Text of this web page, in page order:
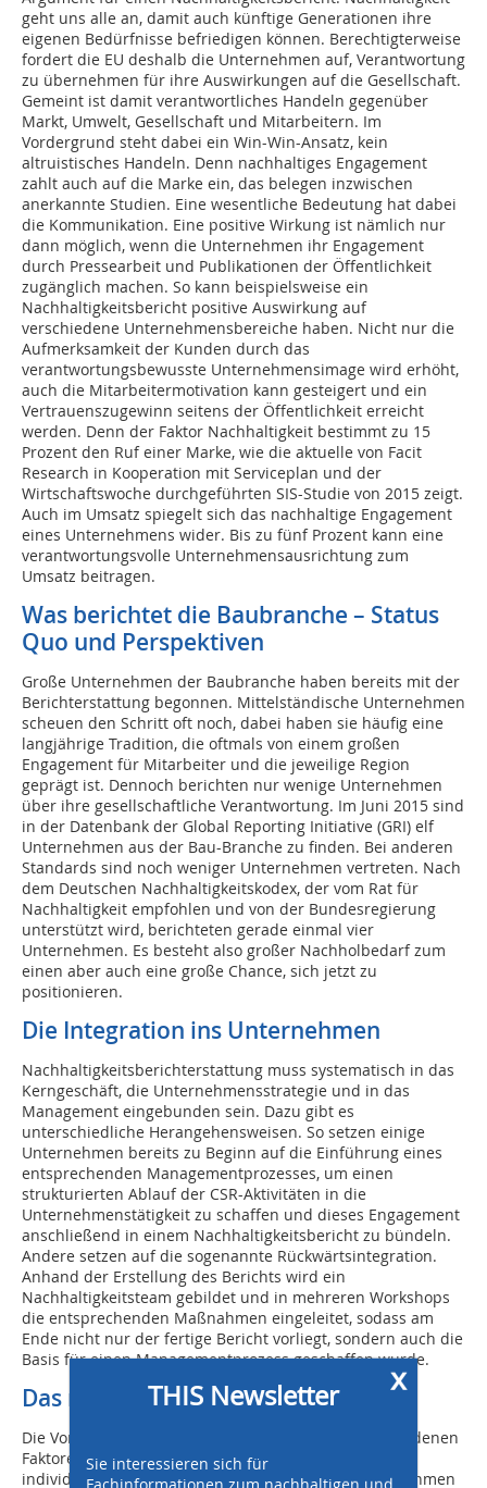
geht uns alle an, damit auch künftige Generationen ihre
eigenen Bedürfnisse befriedigen können. Berechtigterweise
fordert die EU deshalb die Unternehmen auf, Verantwortung
zu übernehmen für ihre Auswirkungen auf die Gesellschaft.
Gemeint ist damit verantwortliches Handeln gegenüber
Markt, Umwelt, Gesellschaft und Mitarbeitern. Im
Vordergrund steht dabei ein Win-Win-Ansatz, kein
altruistisches Handeln. Denn nachhaltiges Engagement
zahlt auch auf die Marke ein, das belegen inzwischen
anerkannte Studien. Eine wesentliche Bedeutung hat dabei
die Kommunikation. Eine positive Wirkung ist nämlich nur
dann möglich, wenn die Unternehmen ihr Engagement
durch Pressearbeit und Publikationen der Öffentlichkeit
zugänglich machen. So kann beispielsweise ein
Nachhaltigkeitsbericht positive Auswirkung auf
verschiedene Unternehmensbereiche haben. Nicht nur die
Aufmerksamkeit der Kunden durch das
verantwortungsbewusste Unternehmensimage wird erhöht,
auch die Mitarbeitermotivation kann gesteigert und ein
Vertrauenszugewinn seitens der Öffentlichkeit erreicht
werden. Denn der Faktor Nachhaltigkeit bestimmt zu 15
Prozent den Ruf einer Marke, wie die aktuelle von Facit
Research in Kooperation mit Serviceplan und der
Wirtschaftswoche durchgeführten SIS-Studie von 2015 zeigt.
Auch im Umsatz spiegelt sich das nachhaltige Engagement
eines Unternehmens wider. Bis zu fünf Prozent kann eine
verantwortungsvolle Unternehmensausrichtung zum
Umsatz beitragen.
Was berichtet die Baubranche – Status
Quo und Perspektiven
Große Unternehmen der Baubranche haben bereits mit der
Berichterstattung begonnen. Mittelständische Unternehmen
scheuen den Schritt oft noch, dabei haben sie häufig eine
langjährige Tradition, die oftmals von einem großen
Engagement für Mitarbeiter und die jeweilige Region
geprägt ist. Dennoch berichten nur wenige Unternehmen
über ihre gesellschaftliche Verantwortung. Im Juni 2015 sind
in der Datenbank der Global Reporting Initiative (GRI) elf
Unternehmen aus der Bau-Branche zu finden. Bei anderen
Standards sind noch weniger Unternehmen vertreten. Nach
dem Deutschen Nachhaltigkeitskodex, der vom Rat für
Nachhaltigkeit empfohlen und von der Bundesregierung
unterstützt wird, berichteten gerade einmal vier
Unternehmen. Es besteht also großer Nachholbedarf zum
einen aber auch eine große Chance, sich jetzt zu
positionieren.
Die Integration ins Unternehmen
Nachhaltigkeitsberichterstattung muss systematisch in das
Kerngeschäft, die Unternehmensstrategie und in das
Management eingebunden sein. Dazu gibt es
unterschiedliche Herangehensweisen. So setzen einige
Unternehmen bereits zu Beginn auf die Einführung eines
entsprechenden Managementprozesses, um einen
strukturierten Ablauf der CSR-Aktivitäten in die
Unternehmenstätigkeit zu schaffen und dieses Engagement
anschließend in einem Nachhaltigkeitsbericht zu bündeln.
Andere setzen auf die sogenannte Rückwärtsintegration.
Anhand der Erstellung des Berichts wird ein
Nachhaltigkeitsteam gebildet und in mehreren Workshops
die entsprechenden Maßnahmen eingeleitet, sodass am
Ende nicht nur der fertige Bericht vorliegt, sondern auch die
Basis für einen Managementprozess geschaffen wurde.
Das richtige Vorgehen
Die Vorgehensweise und Kosten hängen von verschiedenen
Faktoren ab und sind in jedem Unternehmen ganz
individuell. In einem ersten Schritt sollte das Unternehmen
x
THIS Newsletter
Sie interessieren sich für